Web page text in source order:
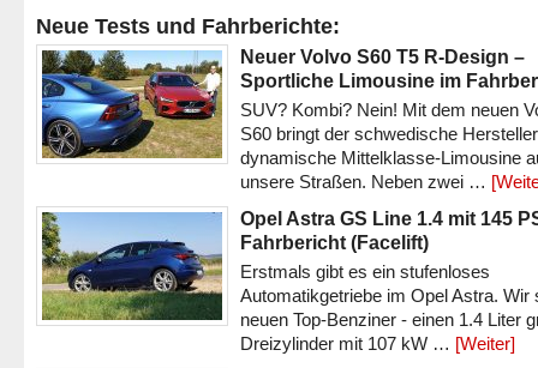
Neue Tests und Fahrberichte:
Neuer Volvo S60 T5 R-Design –
Sportliche Limousine im
SUV? Kombi? Nein! Mit dem neuen
S60 bringt der schwedische
dynamische Mittelklasse-Limousine
unsere Straßen. Neben zwei …
Opel Astra GS Line 1.4 mit 145
Fahrbericht (Facelift)
Erstmals gibt es ein stufenloses
Automatikgetriebe im Opel Astra. Wir
neuen Top-Benziner - einen 1.4 Liter
Dreizylinder mit 107 kW … [Weiter]